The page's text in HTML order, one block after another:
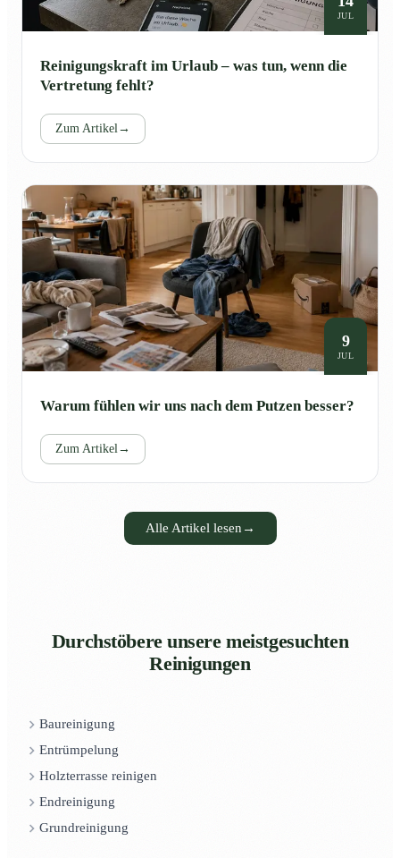
JUL
Reinigungskraft im Urlaub – was tun, wenn die
Vertretung fehlt?
Zum Artikel→
9
JUL
Warum fühlen wir uns nach dem Putzen besser?
Zum Artikel→
Alle Artikel lesen →
Durchstöbere unsere meistgesuchten
Reinigungen
Baureinigung
Entrümpelung
Holzterrasse reinigen
Endreinigung
Grundreinigung